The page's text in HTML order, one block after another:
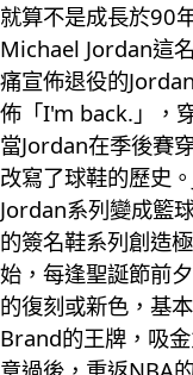
就算不是成長於90
Michael Jordan這
痛宣佈退役的
佈「I'm back.」，
當Jordan在季後賽
改寫了球鞋的歷史
Jordan系列變成籃
的簽名鞋系列創造
始，每逢聖誕節前
的復刻或新色，基
Brand的王牌，吸